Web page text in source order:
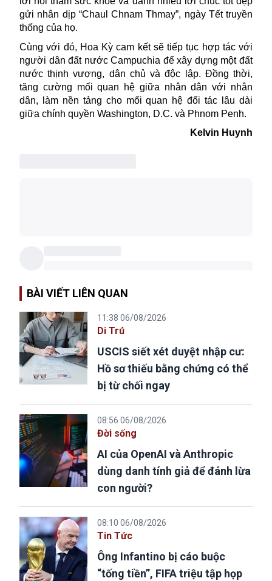
gửi nhân dịp “Chaul Chnam Thmay”, ngày Tết truyền
thống của họ.
Cùng với đó, Hoa Kỳ cam kết sẽ tiếp tục hợp tác với
người dân đất nước Campuchia để xây dựng một đất
nước thịnh vượng, dân chủ và độc lập. Đồng thời,
tăng cường mối quan hệ giữa nhân dân với nhân
dân, làm nền tảng cho mối quan hệ đối tác lâu dài
giữa chính quyền Washington, D.C. và Phnom Penh.
Kelvin Huynh
BÀI VIẾT LIÊN QUAN
11:38 06/08/2026
Di Trú
USCIS siết xét duyệt nhập cư:
Hồ sơ thiếu bằng chứng có thể
bị từ chối ngay
08:56 06/08/2026
Đời sống
AI của OpenAI và Anthropic
dùng danh tính giả để đánh lừa
con người?
08:10 06/08/2026
Tin Tức
Ông Infantino bị cáo buộc
“tống tiền”, FIFA triệu tập họp